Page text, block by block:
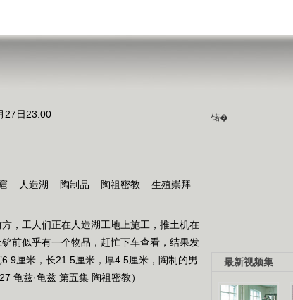
27日23:00
人造湖 陶制品 陶祖密教 生殖崇拜
，工人们正在人造湖工地上施工，推土机在
前似乎有一个物品，赶忙下车查看，结果发
厘米，长21.5厘米，厚4.5厘米，陶制的男
龟兹·龟兹 第五集 陶祖密教）
锘�
最新视频集